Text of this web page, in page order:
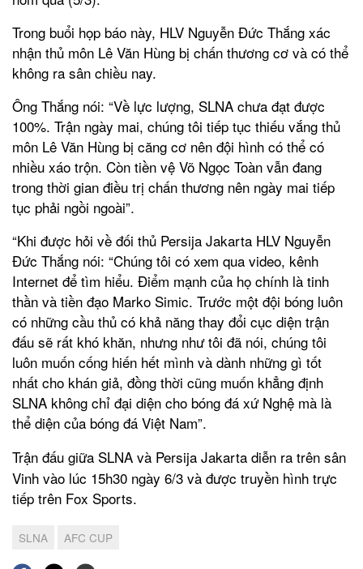
Trong buổi họp báo này, HLV Nguyễn Đức Thắng xác
nhận thủ môn Lê Văn Hùng bị chấn thương cơ và có thể
không ra sân chiều nay.
Ông Thắng nói: “Về lực lượng, SLNA chưa đạt được
100%. Trận ngày mai, chúng tôi tiếp tục thiếu vắng thủ
môn Lê Văn Hùng bị căng cơ nên đội hình có thể có
nhiều xáo trộn. Còn tiền vệ Võ Ngọc Toàn vẫn đang
trong thời gian điều trị chấn thương nên ngày mai tiếp
tục phải ngồi ngoài”.
“Khi được hỏi về đối thủ Persija Jakarta HLV Nguyễn
Đức Thắng nói: “Chúng tôi có xem qua video, kênh
Internet để tìm hiểu. Điểm mạnh của họ chính là tinh
thần và tiền đạo Marko Simic. Trước một đội bóng luôn
có những cầu thủ có khả năng thay đổi cục diện trận
đấu sẽ rất khó khăn, nhưng như tôi đã nói, chúng tôi
luôn muốn cống hiến hết mình và dành những gì tốt
nhất cho khán giả, đồng thời cũng muốn khẳng định
SLNA không chỉ đại diện cho bóng đá xứ Nghệ mà là
thể diện của bóng đá Việt Nam”.
Trận đấu giữa SLNA và Persija Jakarta diễn ra trên sân
Vinh vào lúc 15h30 ngày 6/3 và được truyền hình trực
tiếp trên Fox Sports.
SLNA AFC CUP